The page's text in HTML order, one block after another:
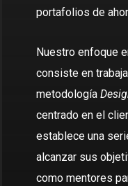
portafolios de
Nuestro enfoque
consiste en
metodología
centrado en el
establece una
alcanzar sus
como mentores